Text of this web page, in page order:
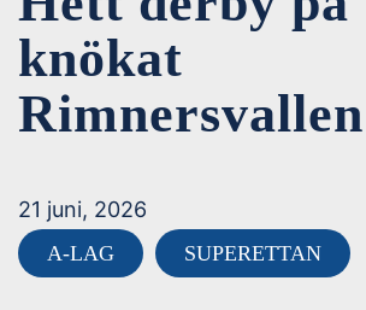
knökat
Rimnersvallen
21 juni, 2026
A-LAG SUPERETTAN